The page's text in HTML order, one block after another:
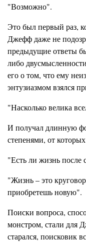
"Возможно".
Это был первый раз,
Джефф даже не
предыдущие ответы
либо
его о том, что ему
энтузиазмом взялся
"Насколько велика
И получал длинную
степенями, от
"Есть ли жизнь после
"Жизнь – это
приобретешь новую".
Поиски вопроса,
монстром, стали для
старался, поисковик